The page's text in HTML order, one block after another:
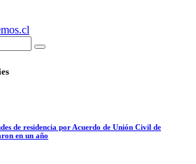
de residencia por Acuerdo de Unión Civil de
en un año